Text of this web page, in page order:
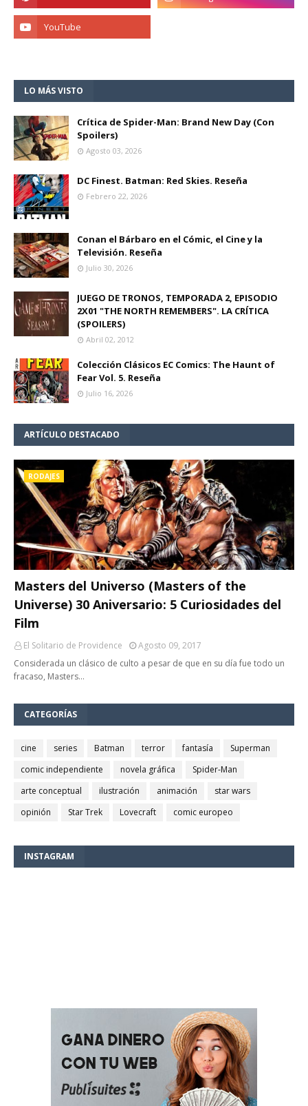
LO MÁS VISTO
Crítica de Spider-Man: Brand New Day (Con
Spoilers)
Agosto 03, 2026
DC Finest. Batman: Red Skies. Reseña
Febrero 22, 2026
Conan el Bárbaro en el Cómic, el Cine y la
Televisión. Reseña
Julio 30, 2026
JUEGO DE TRONOS, TEMPORADA 2, EPISODIO
2X01 "THE NORTH REMEMBERS". LA CRÍTICA
(SPOILERS)
Abril 02, 2012
Colección Clásicos EC Comics: The Haunt of
Fear Vol. 5. Reseña
Julio 16, 2026
ARTÍCULO DESTACADO
RODAJES
Masters del Universo (Masters of the
Universe) 30 Aniversario: 5 Curiosidades del
Film
El Solitario de Providence
Agosto 09, 2017
Considerada un clásico de culto a pesar de que en su día fue todo un
fracaso, Masters…
CATEGORÍAS
cine series Batman terror fantasía
Superman
comic independiente
novela gráfica
Spider-Man
arte conceptual
ilustración animación
star wars
opinión
Star Trek Lovecraft comic europeo
INSTAGRAM